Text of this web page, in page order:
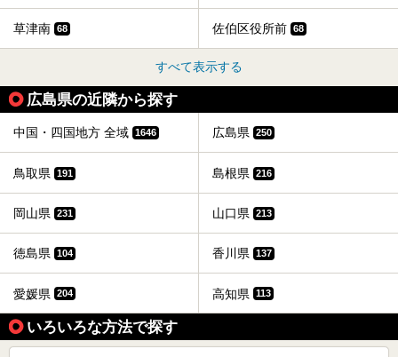
草津南 68 佐伯区役所前 68
すべて表示する
広島県の近隣から探す
中国・四国地方 全域 1646 広島県 250
鳥取県 191 島根県 216
岡山県 231 山口県 213
徳島県 104 香川県 137
愛媛県 204 高知県 113
いろいろな方法で探す